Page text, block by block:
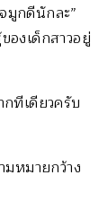
มูกดีนักละ”
องเด็กสาวอยู่
ทีเดียวครับ
หมายกว้าง